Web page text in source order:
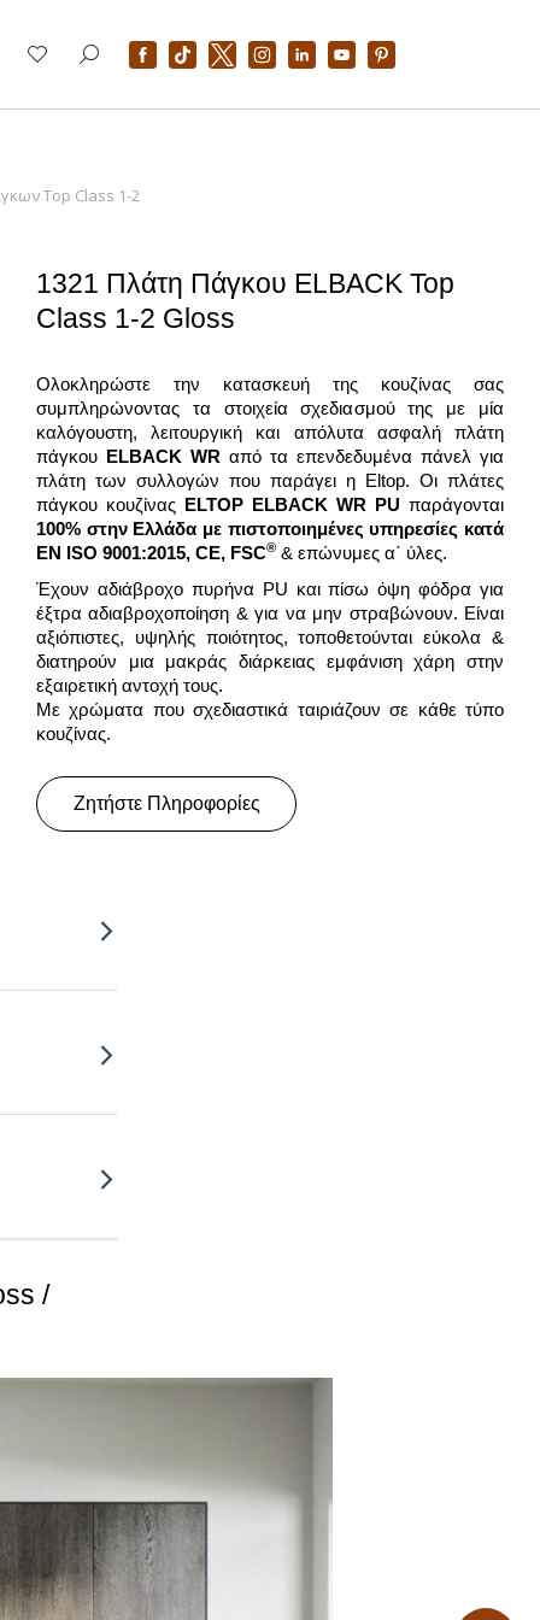
Top Class 1-2
1321 Πλάτη Πάγκου ELBACK Top
Class 1-2 Gloss
Ολοκληρώστε την κατασκευή της κουζίνας σας
συμπληρώνοντας τα στοιχεία σχεδιασμού της με μία
καλόγουστη, λειτουργική και απόλυτα ασφαλή πλάτη
πάγκου ELBACK WR από τα επενδεδυμένα πάνελ για
πλάτη των συλλογών που παράγει η Eltop. Οι πλάτες
πάγκου κουζίνας ELTOP ELBACK WR PU παράγονται
100% στην Ελλάδα με πιστοποιημένες υπηρεσίες κατά
EN ISO 9001:2015, CE, FSC® & επώνυμες α΄ ύλες.
Έχουν αδιάβροχο πυρήνα PU και πίσω όψη φόδρα για
έξτρα αδιαβροχοποίηση & για να μην στραβώνουν. Είναι
αξιόπιστες, υψηλής ποιότητος, τοποθετούνται εύκολα &
διατηρούν μια μακράς διάρκειας εμφάνιση χάρη στην
εξαιρετική αντοχή τους.
Με χρώματα που σχεδιαστικά ταιριάζουν σε κάθε τύπο
κουζίνας.
Ζητήστε Πληροφορίες
κάθε
/